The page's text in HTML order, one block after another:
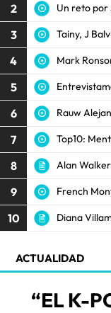
2 Un reto por
3 Tainy, J
4 Mark
5
6 Rauw
7 Top10:
8 Alan
9 French
10 Diana
ACTUALIDAD
“EL K-